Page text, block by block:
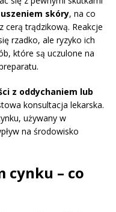
skóry, na co
cerą trądzikową. Reakcje
rzadko, ale ryzyko ich
które są uczulone na
z oddychaniem lub
konsultacja lekarska.
używany w
na środowisko
cynku – co